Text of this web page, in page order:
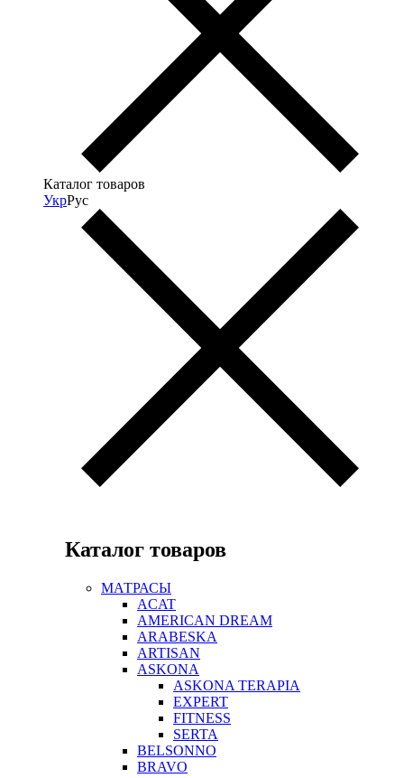
Каталог товаров
УкрРус
Каталог товаров
МАТРАСЫ
ACAT
AMERICAN DREAM
ARABESKA
ARTISAN
ASKONA
ASKONA TERAPIA
EXPERT
FITNESS
SERTA
BELSONNO
BRAVO